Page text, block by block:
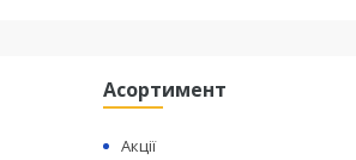
Асортимент
Акції